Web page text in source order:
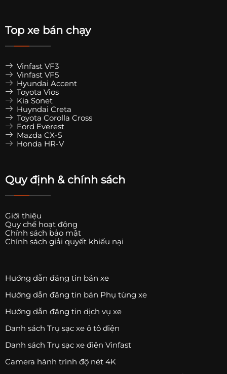
Top xe bán chạy
Vinfast VF3
Vinfast VF5
Hyundai Accent
Toyota Vios
Kia Sonet
Huyndai Creta
Toyota Corolla Cross
Ford Everest
Mazda CX-5
Honda HR-V
Quy định & chính sách
Giới thiệu
Quy chế hoạt động
Chính sách bảo mật
Chính sách giải quyết khiếu nại
Hướng dẫn đăng tin bán xe
Hướng dẫn đăng tin bán Phụ tùng xe
Hướng dẫn đăng tin dịch vụ xe
Danh sách Trụ sạc xe ô tô điện
Danh sách Trụ sạc xe điện Vinfast
Camera hành trình độ nét 4K